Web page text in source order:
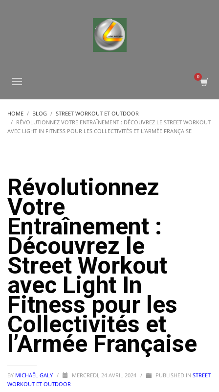
HOME BLOG
STREET WORKOUT ET OUTDOOR
RÉVOLUTIONNEZ VOTRE ENTRAÎNEMENT : DÉCOUVREZ LE STREET WORKOUT
AVEC LIGHT IN FITNESS POUR LES COLLECTIVITÉS ET L’ARMÉE FRANÇAISE
Révolutionnez
Votre
Entraînement :
Découvrez le
Street Workout
avec Light In
Fitness pour les
Collectivités et
l’Armée Française
BY MICHAËL GALY / MERCREDI, 24 AVRIL 2024 / PUBLISHED IN STREET
WORKOUT ET OUTDOOR